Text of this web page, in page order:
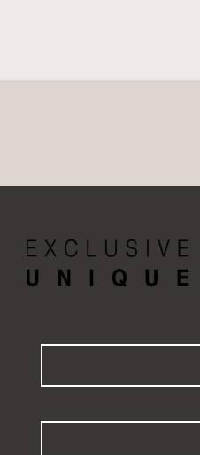
שם
דואר